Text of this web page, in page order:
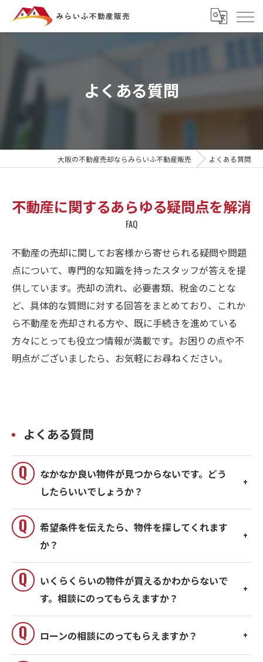
よくある質問
大阪の不動産売却ならみらいふ不動産販売 よくある質問
不動産に関するあらゆる疑問点を解消
FAQ
不動産の売却に関してお客様から寄せられる疑問や問題
点について、専門的な知識を持ったスタッフが答えを提
供しています。売却の流れ、必要書類、税金のことな
ど、具体的な質問に対する回答をまとめており、これか
ら不動産を売却される方や、既に手続きを進めている
方々にとっても役立つ情報が満載です。お困りの点や不
明点がございましたら、お気軽にお尋ねください。
よくある質問
なかなか良い物件が見つからないです。どう
したらいいでしょうか？
希望条件を伝えたら、物件を探してくれます
か？
いくらくらいの物件が買えるかわからないで
す。相談にのってもらえますか？
ローンの相談にのってもらえますか？